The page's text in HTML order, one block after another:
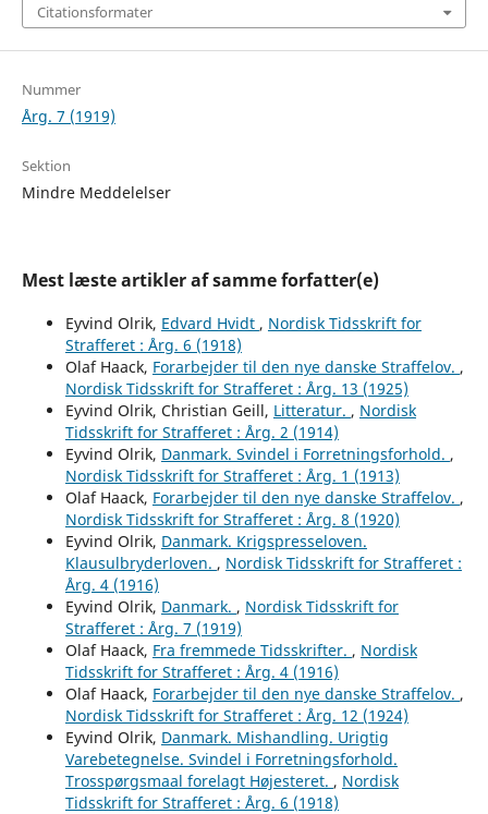
Citationsformater
Nummer
Årg. 7 (1919)
Sektion
Mindre Meddelelser
Mest læste artikler af samme forfatter(e)
Eyvind Olrik, Edvard Hvidt , Nordisk Tidsskrift for
Strafferet : Årg. 6 (1918)
Olaf Haack, Forarbejder til den nye danske Straffelov. ,
Nordisk Tidsskrift for Strafferet : Årg. 13 (1925)
Eyvind Olrik, Christian Geill, Litteratur. , Nordisk
Tidsskrift for Strafferet : Årg. 2 (1914)
Eyvind Olrik, Danmark. Svindel i Forretningsforhold. ,
Nordisk Tidsskrift for Strafferet : Årg. 1 (1913)
Olaf Haack, Forarbejder til den nye danske Straffelov. ,
Nordisk Tidsskrift for Strafferet : Årg. 8 (1920)
Eyvind Olrik, Danmark. Krigspresseloven.
Klausulbryderloven. , Nordisk Tidsskrift for Strafferet :
Årg. 4 (1916)
Eyvind Olrik, Danmark. , Nordisk Tidsskrift for
Strafferet : Årg. 7 (1919)
Olaf Haack, Fra fremmede Tidsskrifter. , Nordisk
Tidsskrift for Strafferet : Årg. 4 (1916)
Olaf Haack, Forarbejder til den nye danske Straffelov. ,
Nordisk Tidsskrift for Strafferet : Årg. 12 (1924)
Eyvind Olrik, Danmark. Mishandling. Urigtig
Varebetegnelse. Svindel i Forretningsforhold.
Trosspørgsmaal forelagt Højesteret. , Nordisk
Tidsskrift for Strafferet : Årg. 6 (1918)